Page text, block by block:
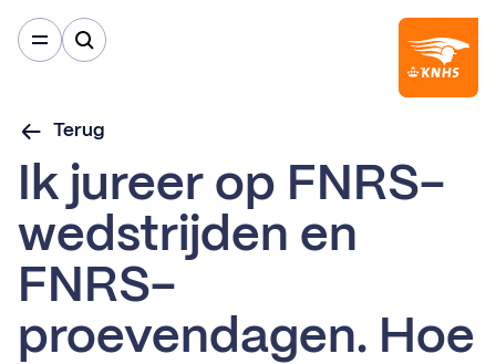
Terug
Ik jureer op FNRS-
wedstrijden en
FNRS-
proevendagen. Hoe